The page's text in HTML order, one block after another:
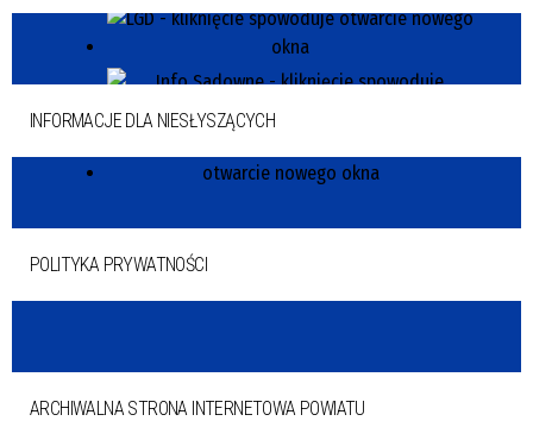
INFORMACJE DLA NIESŁYSZĄCYCH
POLITYKA PRYWATNOŚCI
ARCHIWALNA STRONA INTERNETOWA POWIATU